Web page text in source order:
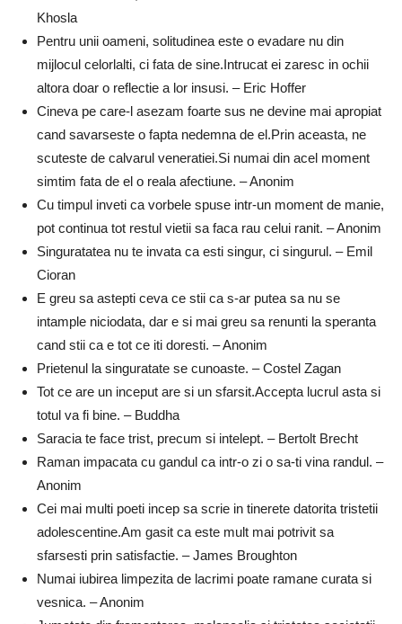
Khosla
Pentru unii oameni, solitudinea este o evadare nu din
mijlocul celorlalti, ci fata de sine.Intrucat ei zaresc in ochii
altora doar o reflectie a lor insusi. – Eric Hoffer
Cineva pe care-l asezam foarte sus ne devine mai apropiat
cand savarseste o fapta nedemna de el.Prin aceasta, ne
scuteste de calvarul veneratiei.Si numai din acel moment
simtim fata de el o reala afectiune. – Anonim
Cu timpul inveti ca vorbele spuse intr-un moment de manie,
pot continua tot restul vietii sa faca rau celui ranit. – Anonim
Singuratatea nu te invata ca esti singur, ci singurul. – Emil
Cioran
E greu sa astepti ceva ce stii ca s-ar putea sa nu se
intample niciodata, dar e si mai greu sa renunti la speranta
cand stii ca e tot ce iti doresti. – Anonim
Prietenul la singuratate se cunoaste. – Costel Zagan
Tot ce are un inceput are si un sfarsit.Accepta lucrul asta si
totul va fi bine. – Buddha
Saracia te face trist, precum si intelept. – Bertolt Brecht
Raman impacata cu gandul ca intr-o zi o sa-ti vina randul. –
Anonim
Cei mai multi poeti incep sa scrie in tinerete datorita tristetii
adolescentine.Am gasit ca este mult mai potrivit sa
sfarsesti prin satisfactie. – James Broughton
Numai iubirea limpezita de lacrimi poate ramane curata si
vesnica. – Anonim